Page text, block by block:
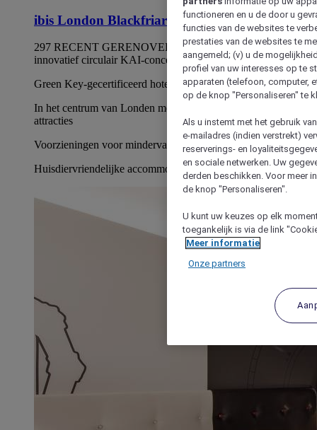
ibis London Blackfriars
297 RECENT GERENOVEERDE kamers volgens
innovatief circulair KAI-concept
Green Key-gecertificeerd hotel
In het centrum van Londen met goede toegang tot toeristische
attracties
Voorzieningen voor mindervaliden
Huisdiervriendelijke accommodatie
functioneren en u de door u
functies van de websites te
prestaties van de websites te
aangemeld; (v) u de
profiel van uw interesses op te
apparaten (telefoon, computer,
op de knop "Personaliseren" te
Als u instemt met het gebruik
e-mailadres (indien verstrekt)
reserverings- en
en sociale netwerken. Uw
derden beschikken. Voor meer
de knop "Personaliseren".
U kunt uw keuzes op elk
toegankelijk is via de link
Meer informatie
Onze partners